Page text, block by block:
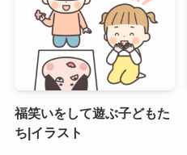
福笑いをして遊ぶ子どもた
ち|イラスト